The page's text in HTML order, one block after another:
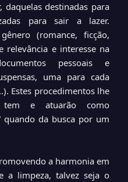
destinadas para
para sair a lazer.
(romance, ficção,
relevância e interesse na
pessoais e
uma para cada
Estes procedimentos lhe
e atuarão como
quando da busca por um
a harmonia em
a limpeza, talvez seja o